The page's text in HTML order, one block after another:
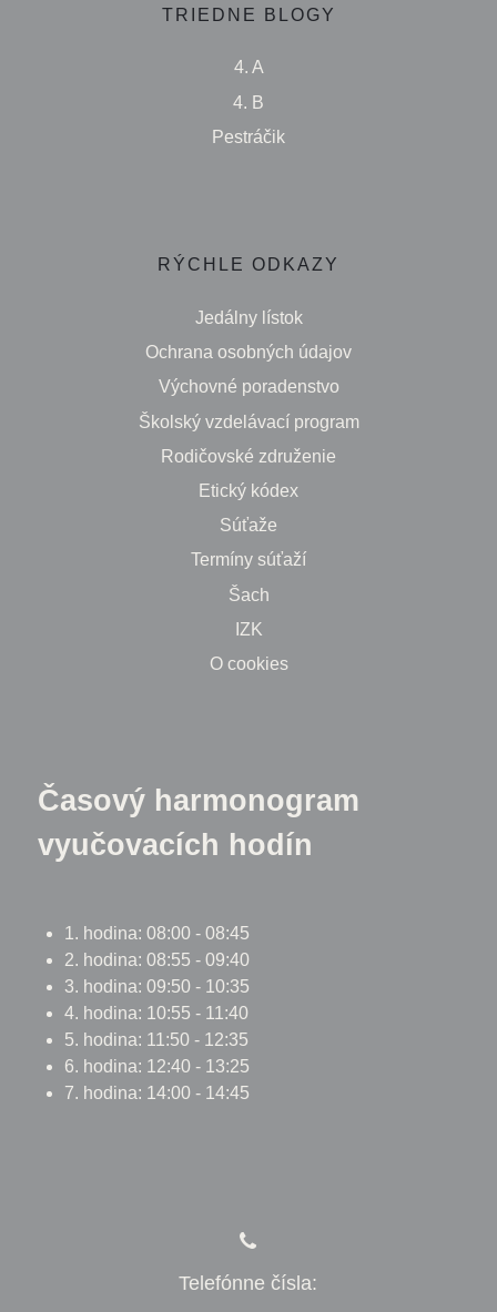
TRIEDNE BLOGY
4. A
4. B
Pestráčik
RÝCHLE ODKAZY
Jedálny lístok
Ochrana osobných údajov
Výchovné poradenstvo
Školský vzdelávací program
Rodičovské združenie
Etický kódex
Súťaže
Termíny súťaží
Šach
IZK
O cookies
Časový harmonogram
vyučovacích hodín
1. hodina: 08:00 - 08:45
2. hodina: 08:55 - 09:40
3. hodina: 09:50 - 10:35
4. hodina: 10:55 - 11:40
5. hodina: 11:50 - 12:35
6. hodina: 12:40 - 13:25
7. hodina: 14:00 - 14:45
Telefónne čísla: